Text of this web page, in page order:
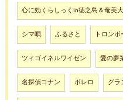
心に効くらしっくin徳之島＆奄美
シマ唄 ふるさと トロンボ
ツィゴイネルワイゼン 愛の夢
名探偵コナン ボレロ グラ